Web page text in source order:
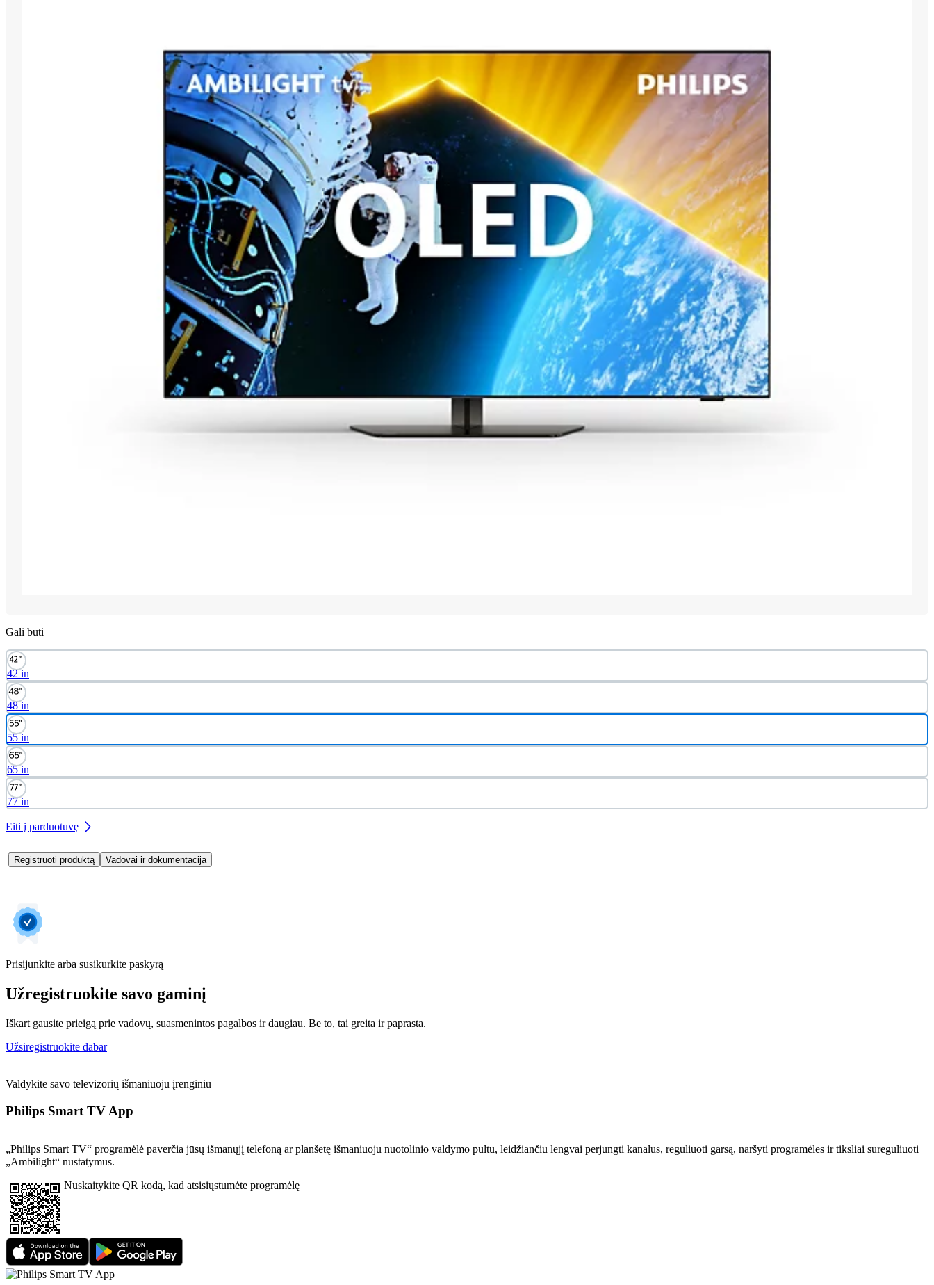
Gali būti
42 in
48 in
55 in
65 in
77 in
Eiti į parduotuvę
Registruoti produktą Vadovai ir dokumentacija
Prisijunkite arba susikurkite paskyrą
Užregistruokite savo gaminį
Iškart gausite prieigą prie vadovų, suasmenintos pagalbos ir daugiau. Be to, tai greita ir paprasta.
Užsiregistruokite dabar
Valdykite savo televizorių išmaniuoju įrenginiu
Philips Smart TV App
„Philips Smart TV“ programėlė paverčia jūsų išmanųjį telefoną ar planšetę išmaniuoju nuotolinio valdymo pultu, leidžiančiu lengvai perjungti kanalus, reguliuoti garsą, naršyti programėles ir tiksliai sureguliuoti
„Ambilight“ nustatymus.
Nuskaitykite QR kodą, kad atsisiųstumėte programėlę